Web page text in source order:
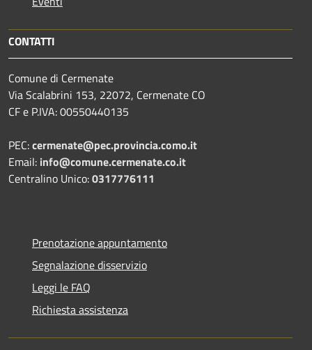
CONTATTI
Comune di Cermenate
Via Scalabrini 153, 22072, Cermenate CO
CF e P.IVA: 00550440135
PEC:cermenate@pec.provincia.como.it
Email: info@comune.cermenate.co.it
Centralino Unico:0317776111
Prenotazione appuntamento
Segnalazione disservizio
Leggi le FAQ
Richiesta assistenza